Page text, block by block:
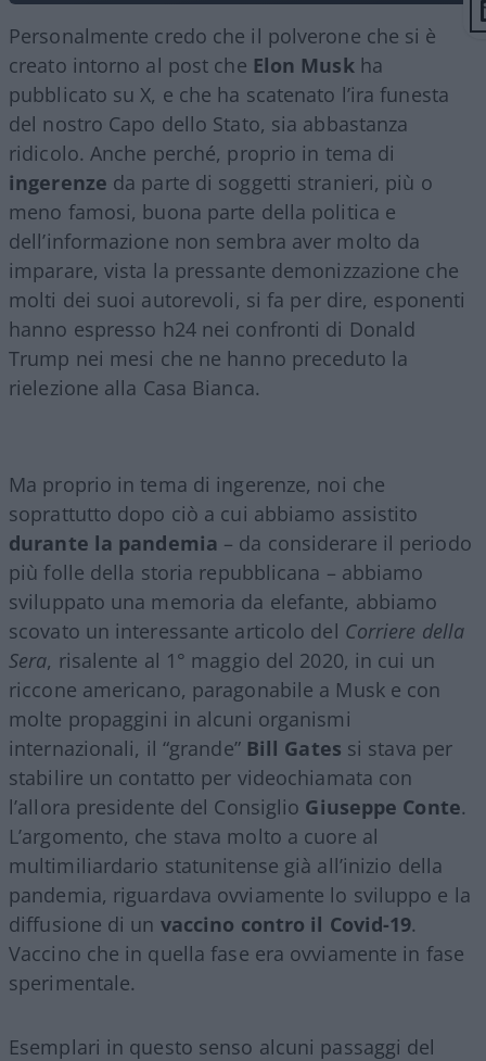
Personalmente credo che il polverone che si è
creato intorno al post che Elon Muskha
pubblicato su X, e che ha scatenato l’ira funesta
del nostro Capo dello Stato, sia abbastanza
ridicolo. Anche perché, proprio in tema di
ingerenze da parte di soggetti stranieri, più o
meno famosi, buona parte della politica e
dell’informazione non sembra aver molto da
imparare, vista la pressante demonizzazione che
molti dei suoi autorevoli, si fa per dire, esponenti
hanno espresso h24 nei confronti di Donald
Trump nei mesi che ne hanno preceduto la
rielezione alla Casa Bianca.
Ma proprio in tema di ingerenze, noi che
soprattutto dopo ciò a cui abbiamo assistito
durante la pandemia – da considerare il periodo
più folle della storia repubblicana – abbiamo
sviluppato una memoria da elefante, abbiamo
scovato un interessante articolo del Corriere della
Sera, risalente al 1° maggio del 2020, in cui un
riccone americano, paragonabile a Musk e con
molte propaggini in alcuni organismi
internazionali, il “grande” Bill Gates si stava per
stabilire un contatto per videochiamata con
l’allora presidente del Consiglio Giuseppe Conte.
L’argomento, che stava molto a cuore al
multimiliardario statunitense già all’inizio della
pandemia, riguardava ovviamente lo sviluppo e la
diffusione di un vaccino contro il Covid-19.
Vaccino che in quella fase era ovviamente in fase
sperimentale.
Esemplari in questo senso alcuni passaggi del